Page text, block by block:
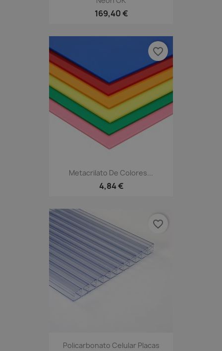
169,40 €
Metacrilato De Colores...
4,84 €
favorite_border
Policarbonato Celular Placas
favorite_border